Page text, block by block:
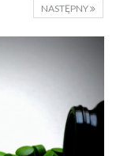
NASTĘPNY